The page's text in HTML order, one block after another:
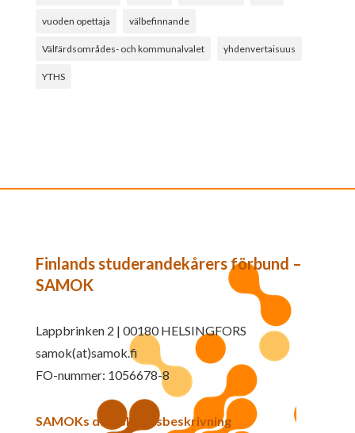
vuoden opettaja välbefinnande
Välfärdsområdes- och kommunalvalet yhdenvertaisuus
YTHS
Finlands studerandekårers förbund –
SAMOK
Lappbrinken 2 | 00180 HELSINGFORS
samok(at)samok.fi
FO-nummer: 1056678-8
SAMOKs dataskyddsbeskrivning